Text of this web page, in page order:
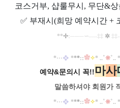
코스거부, 샵룰무시, 무단&
✅ 부재시(희망 예약시간 +
**✢:───∽----‡‡ ✲​ ‡‡
*···❖ ***::✿✧* ..˚❊˚.. *
예약&문의시 꼭!!마사
말씀하셔야 회원가
*···❖ ***::✿✧* ..˚❊˚.. *